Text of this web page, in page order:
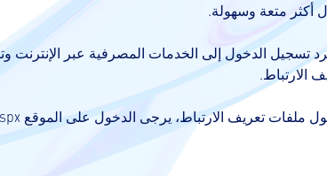
أكثر متعة وسهولة.
تسجيل الدخول إلى الخدمات المصرفية عبر
الارتباط.
ملفات تعريف الارتباط، يرجى الدخول على الموقع